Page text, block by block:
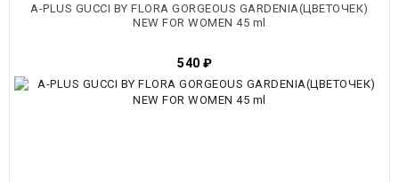
A-PLUS GUCCI BY FLORA GORGEOUS GARDENIA(ЦВЕТОЧЕК)
NEW FOR WOMEN 45 ml
540 ₽